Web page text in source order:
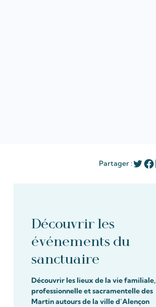
Partager :
Découvrir les
événements du
sanctuaire
Découvrir les lieux de la vie familiale,
professionnelle et sacramentelle des
Martin autours de la ville d’Alençon